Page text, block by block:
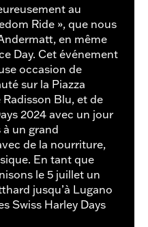
au
Ride », que nous
en même
Day. Cet événement
occasion de
sur la Piazza
Blu, et de
2024 avec un jour
à un grand
de la nourriture,
En tant que
le 5 juillet un
jusqu’à Lugano
Swiss Harley Days